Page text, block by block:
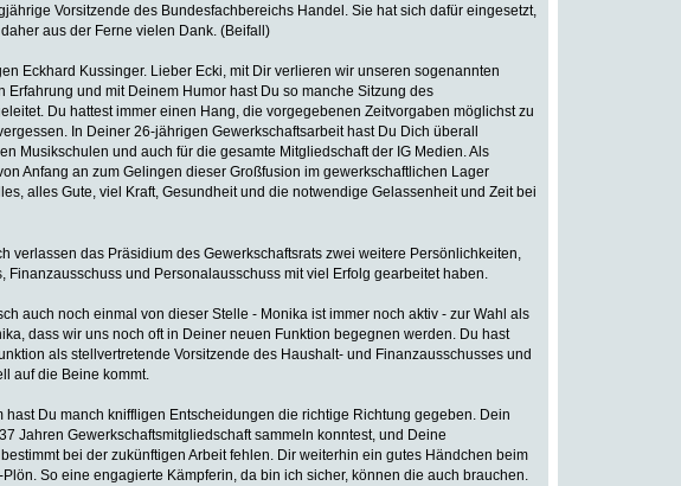
Vorsitzende des Bundesfachbereichs Handel. Sie hat sich dafür eingesetzt,
aus der Ferne vielen Dank. (Beifall)
Eckhard Kussinger. Lieber Ecki, mit Dir verlieren wir unseren sogenannten
Erfahrung und mit Deinem Humor hast Du so manche Sitzung des
Du hattest immer einen Hang, die vorgegebenen Zeitvorgaben möglichst zu
In Deiner 26-jährigen Gewerkschaftsarbeit hast Du Dich überall
Musikschulen und auch für die gesamte Mitgliedschaft der IG Medien. Als
Anfang an zum Gelingen dieser Großfusion im gewerkschaftlichen Lager
alles Gute, viel Kraft, Gesundheit und die notwendige Gelassenheit und Zeit bei
verlassen das Präsidium des Gewerkschaftsrats zwei weitere Persönlichkeiten,
und Personalausschuss mit viel Erfolg gearbeitet haben.
auch noch einmal von dieser Stelle - Monika ist immer noch aktiv - zur Wahl als
dass wir uns noch oft in Deiner neuen Funktion begegnen werden. Du hast
als stellvertretende Vorsitzende des Haushalt- und Finanzausschusses und
auf die Beine kommt.
Du manch kniffligen Entscheidungen die richtige Richtung gegeben. Dein
Jahren Gewerkschaftsmitgliedschaft sammeln konntest, und Deine
bei der zukünftigen Arbeit fehlen. Dir weiterhin ein gutes Händchen beim
So eine engagierte Kämpferin, da bin ich sicher, können die auch brauchen.